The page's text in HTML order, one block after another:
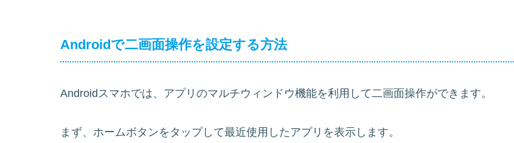
Androidで二画面操作を設定する方法
Androidスマホでは、アプリのマルチウィンドウ機能を利用して二画面操作ができます。
まず、ホームボタンをタップして最近使用したアプリを表示します。